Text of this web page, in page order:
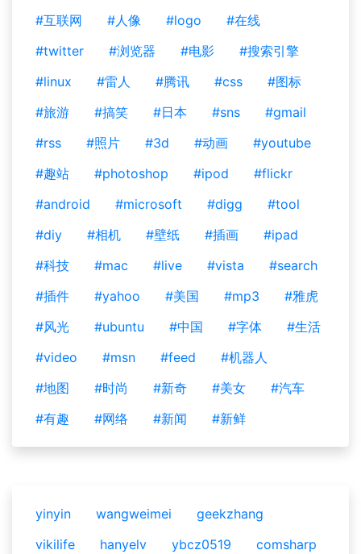
#互联网
#人像 #logo
#在线
#twitter
#浏览器 #电影
#搜索引擎
#linux
#雷人 #腾讯 #css
#图标
#旅游
#搞笑 #日本 #sns
#gmail
#rss
#照片 #3d #动画
#youtube
#趣站
#photoshop #ipod
#flickr
#android
#microsoft #digg
#tool
#diy
#相机 #壁纸 #插画
#ipad
#科技
#mac #live #vista
#search
#插件
#yahoo #美国 #mp3
#雅虎
#风光
#ubuntu #中国 #字体
#生活
#video
#msn #feed
#机器人
#地图
#时尚 #新奇 #美女
#汽车
#有趣
#网络 #新闻 #新鲜
yinyin wangweimei
geekzhang
vikilife
hanyelv ybcz0519
comsharp